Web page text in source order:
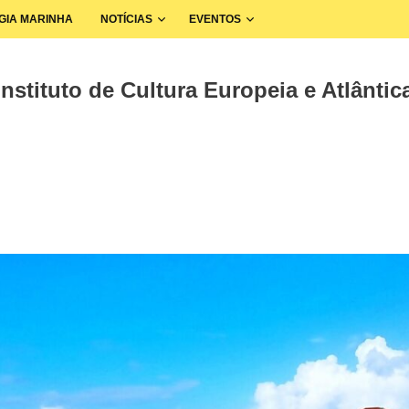
MARINHA NOTÍCIAS EVENTOS
de Cultura Europeia e